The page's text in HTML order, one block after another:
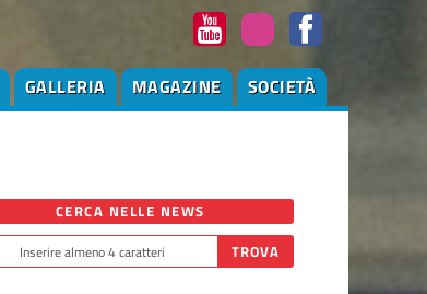
GALLERIA MAGAZINE SOCIETÀ
CERCA NELLE NEWS